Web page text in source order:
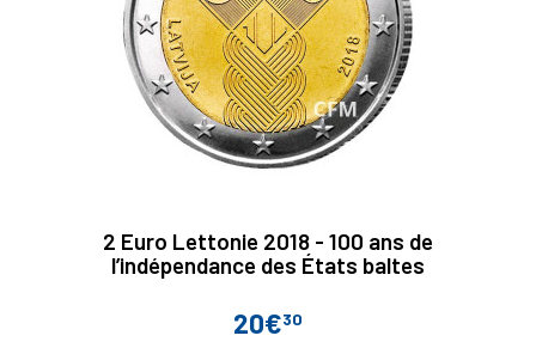
2 Euro Lettonie 2018 - 100 ans de
l’indépendance des États baltes
Prix
20€30